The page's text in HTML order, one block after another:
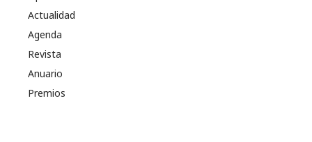
Actualidad
Agenda
Revista
Anuario
Premios